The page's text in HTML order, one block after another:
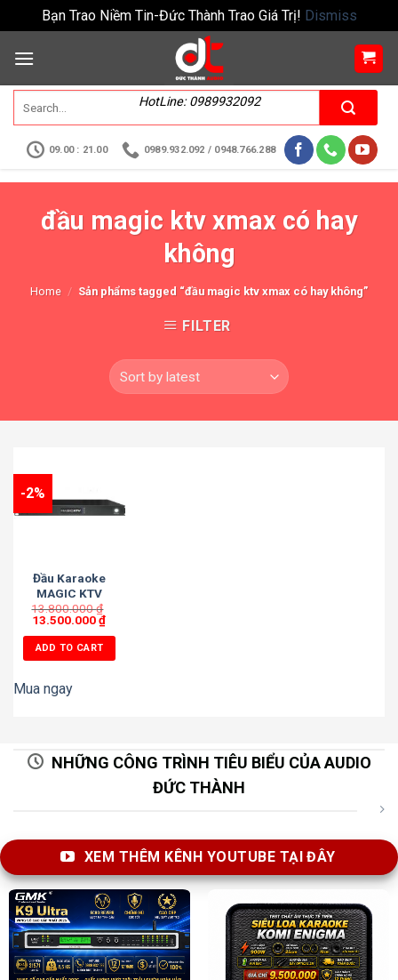
Bạn Trao Niềm Tin-Đức Thành Trao Giá Trị! Dismiss
HotLine: 0989932092
09.00 : 21.00 0989.932.092 / 0948.766.288
đầu magic ktv xmax có hay
không
Home / Sản phẩms tagged “đầu magic ktv xmax có hay không”
FILTER
-2%
Đầu Karaoke
MAGIC KTV
XMAX 4TB
13.800.000₫
13.500.000₫
ADD TO CART
Mua ngay
NHỮNG CÔNG TRÌNH TIÊU BIỂU CỦA AUDIO
ĐỨC THÀNH
XEM THÊM KÊNH YOUTUBE TẠI ĐÂY